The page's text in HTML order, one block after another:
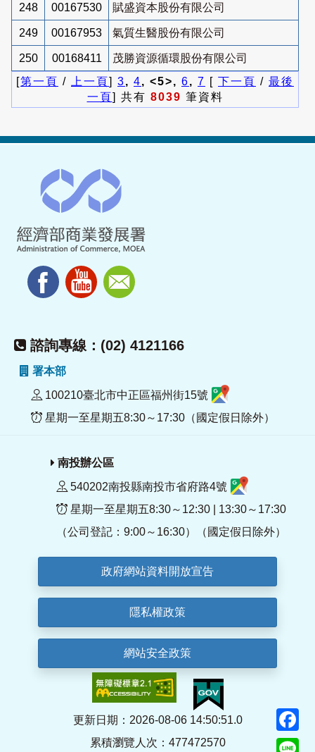
248 00167530 賦盛資本股份有限公司
249 00167953 氣質生醫股份有限公司
250 00168411
茂勝資源循環股份有限公司
[第一頁 / 上一頁] 3, 4, <5>, 6, 7 [ 下一頁 / 最後
一頁] 共有 8039 筆資料
諮詢專線：(02) 4121166
署本部
100210臺北市中正區福州街15號
星期一至星期五8:30～17:30（國定假日除外）
南投辦公區
540202南投縣南投市省府路4號
星期一至星期五8:30～12:30 | 13:30～17:30
（公司登記：9:00～16:30）（國定假日除外）
政府網站資料開放宣告
隱私權政策
網站安全政策
更新日期：2026-08-06 14:50:51.0
累積瀏覽人次：477472570